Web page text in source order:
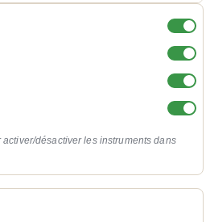
désactiver les instruments dans